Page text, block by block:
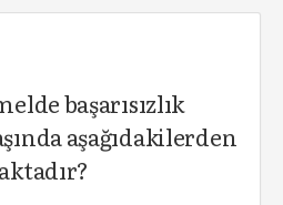
başarısızlık
aşağıdakilerden